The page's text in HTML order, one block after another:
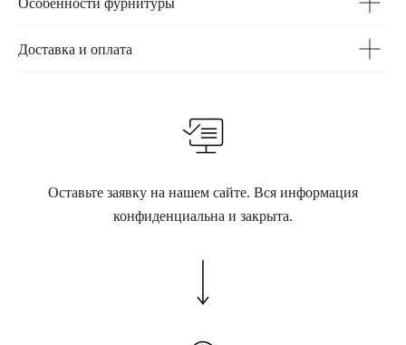
Особенности фурнитуры
Доставка и оплата
Оставьте заявку на нашем сайте. Вся информация
конфиденциальна и закрыта.